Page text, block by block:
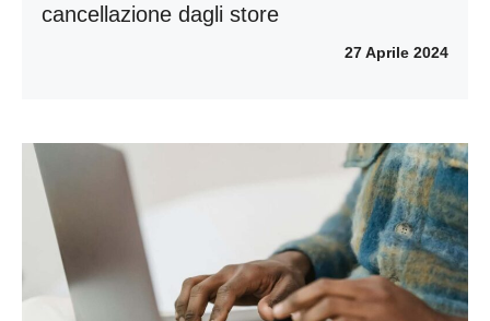
cancellazione dagli store
27 Aprile 2024